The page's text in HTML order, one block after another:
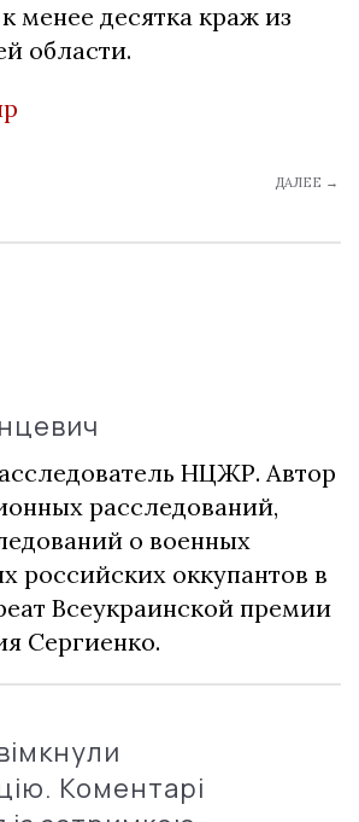
менее десятка краж из
области.
ДАЛЕЕ →
НЦЖР. Автор
расследований,
о военных
российских оккупантов в
Всеукраинской премии
Сергиенко.
Коментарі